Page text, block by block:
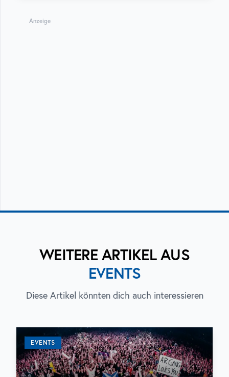
Anzeige
WEITERE ARTIKEL AUS
EVENTS
Diese Artikel könnten dich auch interessieren
EVENTS